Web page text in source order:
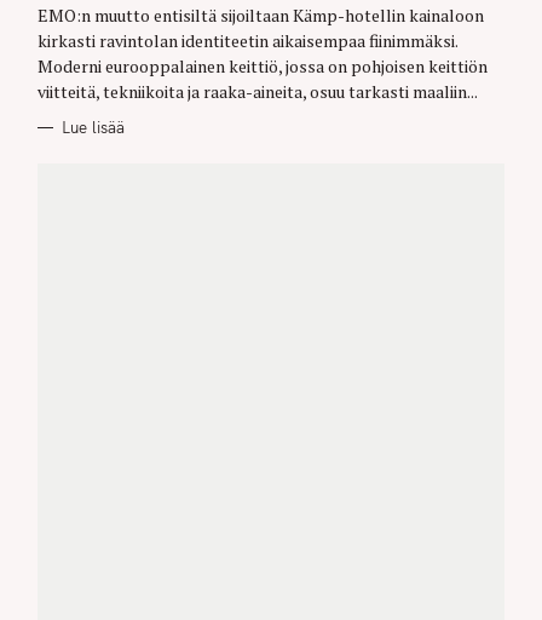
O
R
I
S
EMO:n muutto entisiltä sijoiltaan Kämp-hotellin kainaloon
kirkasti ravintolan identiteetin aikaisempaa fiinimmäksi.
Moderni eurooppalainen keittiö, jossa on pohjoisen keittiön
viitteitä, tekniikoita ja raaka-aineita, osuu tarkasti maaliin...
Lue lisää